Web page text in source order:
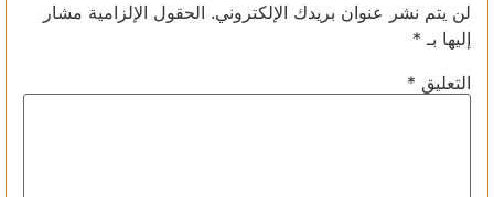
لن يتم نشر عنوان بريدك الإلكتروني. الحقول الإلزامية مشار
إليها بـ *
التعليق *